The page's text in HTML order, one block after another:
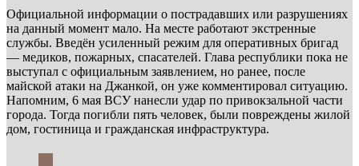
Официальной информации о пострадавших или разрушениях
на данный момент мало. На месте работают экстренные
службы. Введён усиленный режим для оперативных бригад
— медиков, пожарных, спасателей. Глава республики пока не
выступал с официальным заявлением, но ранее, после
майской атаки на Джанкой, он уже комментировал ситуацию.
Напомним, 6 мая ВСУ нанесли удар по привокзальной части
города. Тогда погибли пять человек, были повреждены жилой
дом, гостиница и гражданская инфраструктура.